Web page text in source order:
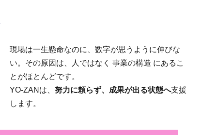
現場は一生懸命なのに、数字が思うように伸びな
い。その原因は、人ではなく 事業の構造 にあるこ
とがほとんどです。
YO-ZANは、努力に頼らず、成果が出る状態へ支援
します。